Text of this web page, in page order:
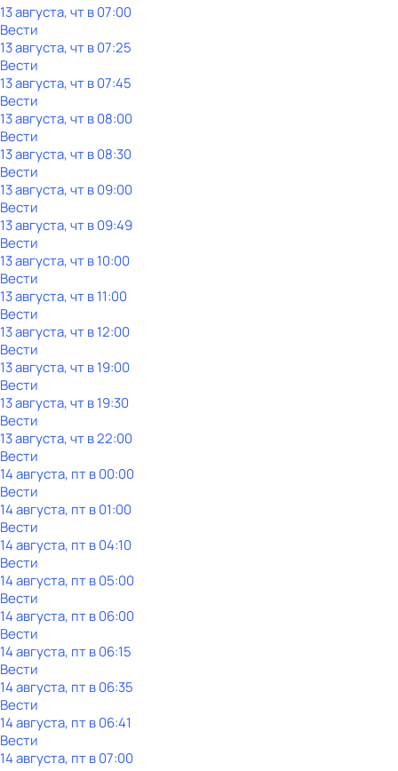
13 августа, чт в 07:00
Вести
13 августа, чт в 07:25
Вести
13 августа, чт в 07:45
Вести
13 августа, чт в 08:00
Вести
13 августа, чт в 08:30
Вести
13 августа, чт в 09:00
Вести
13 августа, чт в 09:49
Вести
13 августа, чт в 10:00
Вести
13 августа, чт в 11:00
Вести
13 августа, чт в 12:00
Вести
13 августа, чт в 19:00
Вести
13 августа, чт в 19:30
Вести
13 августа, чт в 22:00
Вести
14 августа, пт в 00:00
Вести
14 августа, пт в 01:00
Вести
14 августа, пт в 04:10
Вести
14 августа, пт в 05:00
Вести
14 августа, пт в 06:00
Вести
14 августа, пт в 06:15
Вести
14 августа, пт в 06:35
Вести
14 августа, пт в 06:41
Вести
14 августа, пт в 07:00